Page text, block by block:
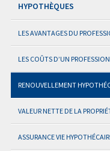
HYPOTHÈQUES
LES AVANTAGES DU
LES COÛTS D’UN
RENOUVELLEMENT
VALEUR NETTE DE LA
ASSURANCE VIE